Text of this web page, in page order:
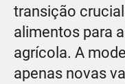
transição
alimentos para
agrícola. A
apenas novas